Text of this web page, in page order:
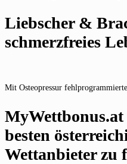
Liebscher &
schmerzfreies
Mit Osteopressur
besten
Wettanbieter zu